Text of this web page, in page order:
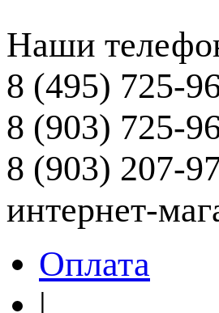
Наши
8 (495) 725-
8 (903) 725-
8 (903) 207-
интернет-
Оплата